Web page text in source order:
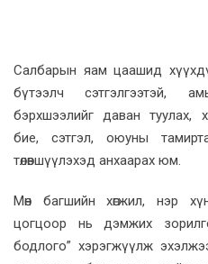
Салбарын яам цаашид
бүтээлч сэтгэлгээтэй,
бэрхшээлийг даван туулах,
бие, сэтгэл, оюуны
төлөвшүүлэхэд анхаарах юм.
Мөн багшийн хөгжил, нэр
цогцоор нь дэмжих
бодлого” хэрэгжүүлж